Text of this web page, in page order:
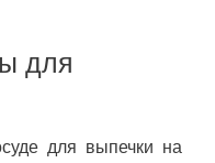
для
для выпечки на